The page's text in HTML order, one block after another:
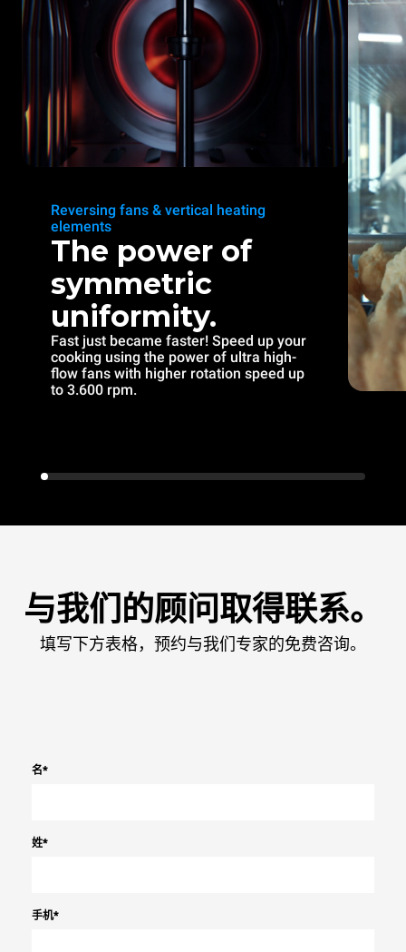
Reversing fans & vertical heating
elements
The power of
symmetric
uniformity.
Fast just became faster! Speed up your
cooking using the power of ultra high-
flow fans with higher rotation speed up
to 3.600 rpm.
与我们的顾问取得联系。
填写下方表格，预约与我们专家的免费咨询。
名*
姓*
手机*